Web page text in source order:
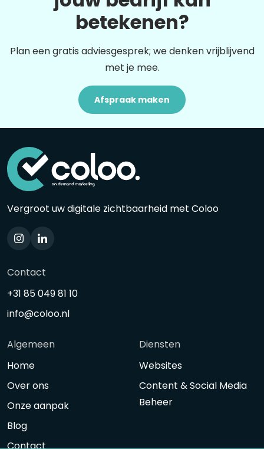
betekenen?
Plan een gratis adviesgesprek; we denken vrijblijvend
met je mee.
Afspraak maken
Vergroot uw digitale zichtbaarheid met Coloo
Contact
+31 85 049 81 10
info@coloo.nl
Algemeen
Home
Over ons
Onze aanpak
Blog
Contact
Diensten
Websites
Content & Social Media
Beheer